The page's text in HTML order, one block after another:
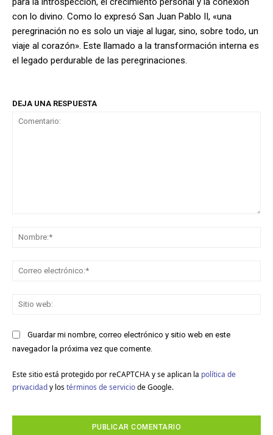
con lo divino. Como lo expresó San Juan Pablo II, «una
peregrinación no es solo un viaje al lugar, sino, sobre todo, un
viaje al corazón». Este llamado a la transformación interna es
el legado perdurable de las peregrinaciones.
DEJA UNA RESPUESTA
Guardar mi nombre, correo electrónico y sitio web en este
navegador la próxima vez que comente.
Este sitio está protegido por reCAPTCHA y se aplican la política de
privacidady los términos de serviciode Google.